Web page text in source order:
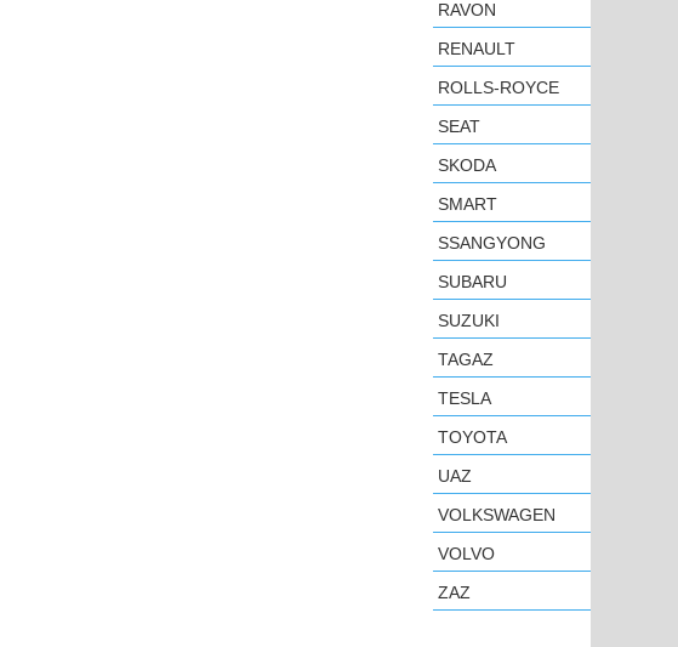
RAVON
RENAULT
ROLLS-ROYCE
SEAT
SKODA
SMART
SSANGYONG
SUBARU
SUZUKI
TAGAZ
TESLA
TOYOTA
UAZ
VOLKSWAGEN
VOLVO
ZAZ